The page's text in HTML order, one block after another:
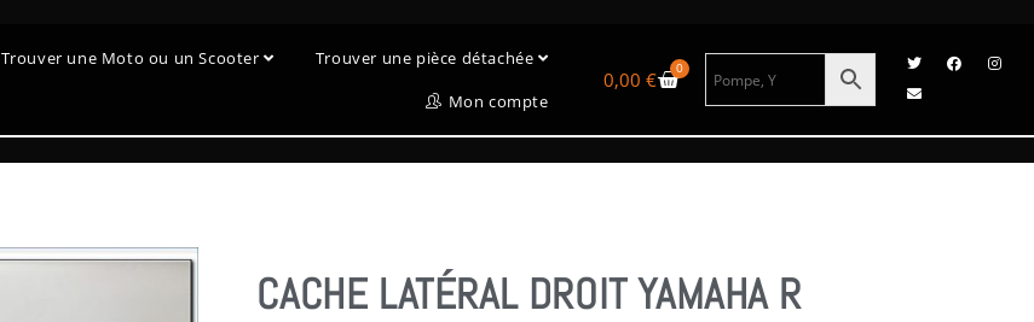
Trouver une Moto ou un Scooter
Trouver une pièce détachée
Mon compte
0,00 € 0
CACHE LATÉRAL DROIT YAMAHA R